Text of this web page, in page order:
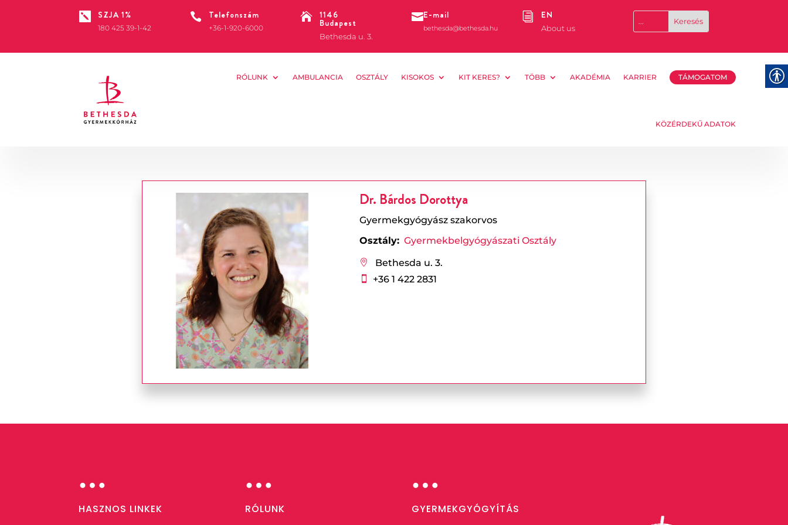
 SZJA 1%
180 425 39-1-42
 Telefonszám
+36-1-920-6000
 1146
Budapest
Bethesda u. 3.
E-mail
bethesda@bethesda.hu
i EN
About us
RÓLUNK AMBULANCIA OSZTÁLY KISOKOS KIT KERES? TÖBB AKADÉMIA KARRIER TÁMOGATOM
KÖZÉRDEKŰ ADATOK
Dr. Bárdos Dorottya
Gyermekgyógyász szakorvos
Osztály: Gyermekbelgyógyászati Osztály
 Bethesda u. 3.
 +36 1 422 2831
…
HASZNOS LINKEK
…
RÓLUNK
…
GYERMEKGYÓGYÍTÁS